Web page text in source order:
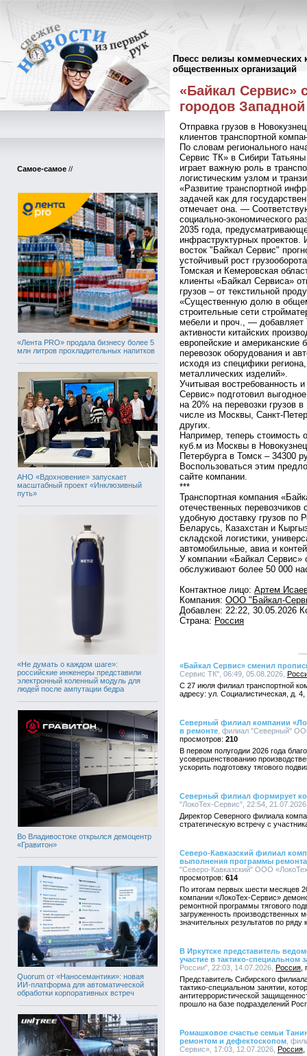
Пресс релизы коммерческих
общественных организаций
Самое-самое //
«Лента PRO» продала бизнесу более 5
млн литров прохладительных напитков
АНО «Вдохновение» запускает
масштабный проект «Инклюзивный
путь»
«Не думать о каждом шаге»:
российские инженеры представили
электронный коленный модуль для
людей после ампутации бедра
Во Владивостоке открылся демоцентр
«Гравитон»
Quorum от «Наносемантики»: новая
ИИ-платформа для автоматической
обработки корпоративных встреч
Пресс-релизы//
«Байкал Сервис»
городов
Отправка грузов в
клиентов транспортной
По словам регионального
Сервис ТК» в Сибири
играет важную роль в
логистическим узлом и
«Развитие транспортной
задачей как для
отмечает она. —
социально‑экономического
2035 года,
инфраструктурных проектов.
восток "Байкал Сервис"
устойчивый рост
Томская и Кемеровская
клиенты «Байкал Сервиса»
грузов – от текстильной
«Существенную долю в
строительные сети
мебели и проч., —
активности китайских
европейские и
перевозок оборудования и
исходя из специфики
металлических изделий».
Учитывая востребованность
Сервис» подготовил
на 20% на перевозки грузов
числе из Москвы, Санкт-
других.
Например, теперь стоимость
куб.м из Москвы в
Петербурга в Томск – 34300
Воспользоваться этим
сайте компании.
***
Транспортная компания
отечественных
удобную доставку грузов по
Беларусь, Казахстан и
складской логистики,
автомобильные, авиа и
У компании «Байкал Сервис»
обслуживают более 50 000
Контактное лицо: Артем
Компания: ООО "Байкал-
Добавлен: 22:22, 30.05.2026
Страна: Россия
«Байкал Сервис» сменил
Сервис ТК", 06:49, 05.08.2026,
С 27 июля филиал транспортной
адресу: ул. Социалистическая, д. 4,
Северный филиал компании
в ремонте , филиал "Северный"
210
В первом полугодии 2026 года
усовершенствованию
ускорить подготовку тягового
Северный филиал формирует
"ЛокоТех-Сервис", 22:54,
Директор Северного филиала
стратегическую встречу с
Северо-Кавказский филиал
выполнения программы ремонта
"Северо-Кавказский" ООО
614
По итогам первых шести месяцев
компании «ЛокоТех-Сервис»
ремонтной программы тягового
загруженность производственных
значительных результатов по
В Иркутске представитель
участие в тактико-специальном
России", 22:03, 14.07.2026, Россия
Представитель Сибирского
тактико-специальном занятии,
антитеррористической
прошло на базе подразделений
Ромашковое счастье семьи
ремонтом и дефектоскопом ,
Сервис», 17:03, 12.07.2026, Россия